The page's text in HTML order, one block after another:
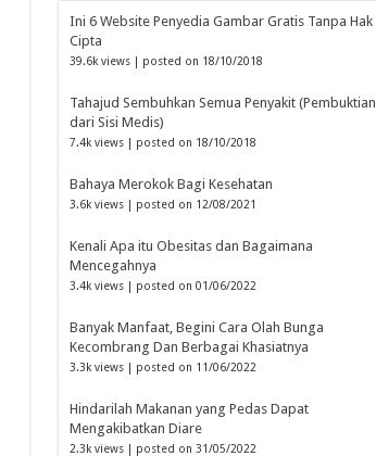
Ini 6 Website Penyedia Gambar Gratis Tanpa Hak
Cipta
39.6k views| posted on 18/10/2018
Tahajud Sembuhkan Semua Penyakit (Pembuktian
dari Sisi Medis)
7.4k views| posted on 18/10/2018
Bahaya Merokok Bagi Kesehatan
3.6k views| posted on 12/08/2021
Kenali Apa itu Obesitas dan Bagaimana
Mencegahnya
3.4k views| posted on 01/06/2022
Banyak Manfaat, Begini Cara Olah Bunga
Kecombrang Dan Berbagai Khasiatnya
3.3k views| posted on 11/06/2022
Hindarilah Makanan yang Pedas Dapat
Mengakibatkan Diare
2.3k views| posted on 31/05/2022